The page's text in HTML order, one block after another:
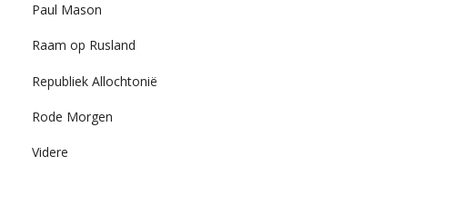
Paul Mason
Raam op Rusland
Republiek Allochtonië
Rode Morgen
Videre